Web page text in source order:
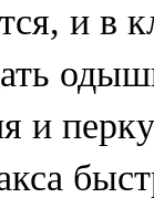
и в
и